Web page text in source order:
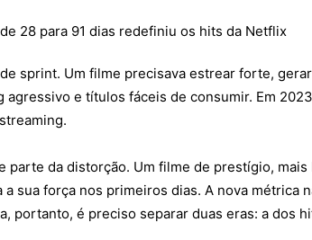
sprint. Um filme precisava estrear forte,
agressivo e títulos fáceis de consumir. Em
parte da distorção. Um filme de prestígio,
sua força nos primeiros dias. A nova métrica
portanto, é preciso separar duas eras: a dos